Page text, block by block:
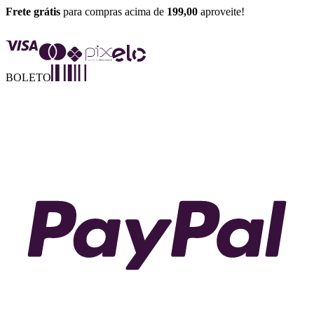
Frete grátis para compras acima de 199,00 aproveite!
BOLETO